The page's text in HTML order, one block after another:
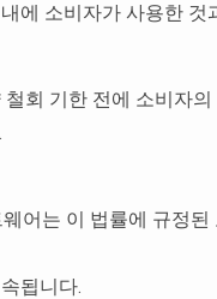
에 소비자가 사용한 것
회 기한 전에 소비자
어는 이 법률에 규정된
됩니다.